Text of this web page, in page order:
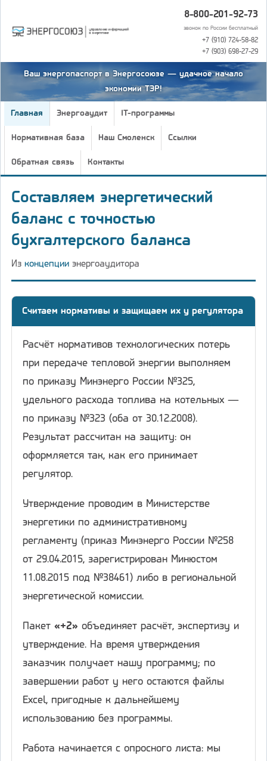
8-800-201-92-73
звонок по России бесплатный
+7 (910) 724-58-82
+7 (903) 698-27-29
Ваш энергопаспорт в Энергосоюзе — удачное начало
экономии ТЭР!
Главная Энергоаудит IT-программы
Нормативная база Наш Смоленск Ссылки
Обратная связь Контакты
Составляем энергетический
баланс с точностью
бухгалтерского баланса
Из концепции энергоаудитора
Считаем нормативы и защищаем их у регулятора
Расчёт нормативов технологических потерь
при передаче тепловой энергии выполняем
по приказу Минэнерго России №325,
удельного расхода топлива на котельных —
по приказу №323 (оба от 30.12.2008).
Результат рассчитан на защиту: он
оформляется так, как его принимает
регулятор.
Утверждение проводим в Министерстве
энергетики по административному
регламенту (приказ Минэнерго России №258
от 29.04.2015, зарегистрирован Минюстом
11.08.2015 под №38461) либо в региональной
энергетической комиссии.
Пакет «+2» объединяет расчёт, экспертизу и
утверждение. На время утверждения
заказчик получает нашу программу; по
завершении работ у него остаются файлы
Excel, пригодные к дальнейшему
использованию без программы.
Работа начинается с опросного листа: мы